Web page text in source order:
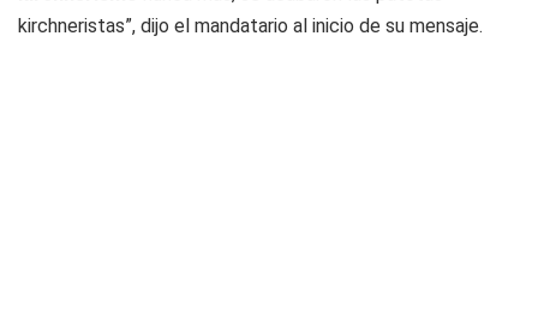
kirchneristas”, dijo el mandatario al inicio de su mensaje.